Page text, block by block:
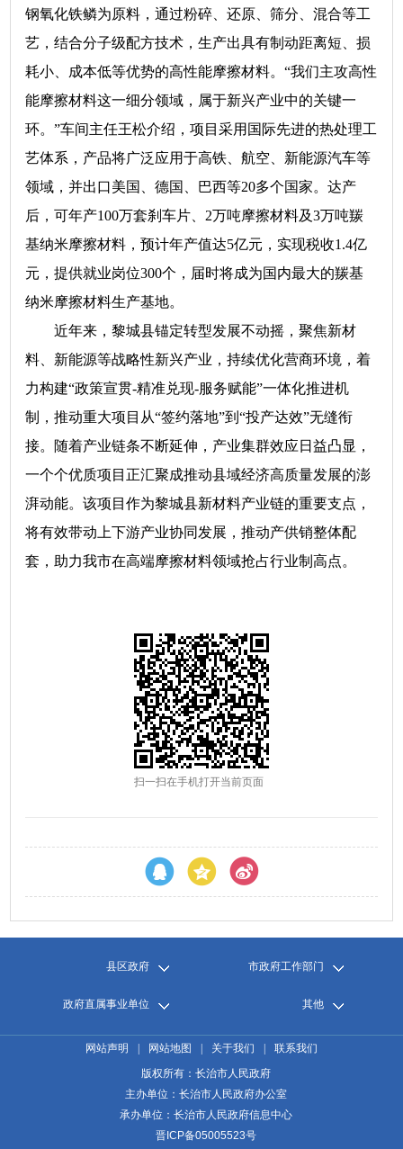
钢氧化铁鳞为原料，通过粉碎、还原、筛分、混合等工
艺，结合分子级配方技术，生产出具有制动距离短、损
耗小、成本低等优势的高性能摩擦材料。“我们主攻高性
能摩擦材料这一细分领域，属于新兴产业中的关键一
环。”车间主任王松介绍，项目采用国际先进的热处理工
艺体系，产品将广泛应用于高铁、航空、新能源汽车等
领域，并出口美国、德国、巴西等20多个国家。达产
后，可年产100万套刹车片、2万吨摩擦材料及3万吨羰
基纳米摩擦材料，预计年产值达5亿元，实现税收1.4亿
元，提供就业岗位300个，届时将成为国内最大的羰基
纳米摩擦材料生产基地。
近年来，黎城县锚定转型发展不动摇，聚焦新材
料、新能源等战略性新兴产业，持续优化营商环境，着
力构建“政策宣贯-精准兑现-服务赋能”一体化推进机
制，推动重大项目从“签约落地”到“投产达效”无缝衔
接。随着产业链条不断延伸，产业集群效应日益凸显，
一个个优质项目正汇聚成推动县域经济高质量发展的澎
湃动能。该项目作为黎城县新材料产业链的重要支点，
将有效带动上下游产业协同发展，推动产供销整体配
套，助力我市在高端摩擦材料领域抢占行业制高点。
扫一扫在手机打开当前页面
县区政府 市政府工作部门
政府直属事业单位 其他
网站声明 网站地图 关于我们
联系我们
版权所有：长治市人民政府
主办单位：长治市人民政府办公室
承办单位：长治市人民政府信息中心
晋ICP备05005523号